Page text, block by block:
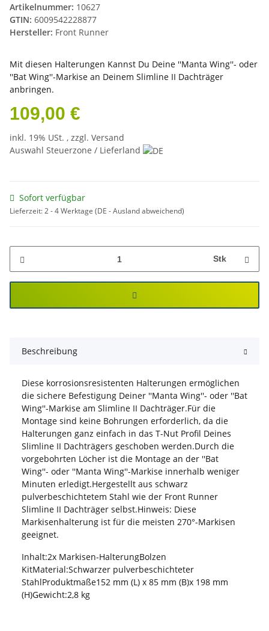
Artikelnummer: 10627
GTIN: 6009542228877
Hersteller: Front Runner
Mit diesen Halterungen Kannst Du Deine ''Manta Wing''- oder
''Bat Wing''-Markise an Deinem Slimline II Dachträger
anbringen.
109,00 €
inkl. 19% USt. , zzgl. Versand
Auswahl Steuerzone / Lieferland
Sofort verfügbar
Lieferzeit:2 - 4 Werktage (DE - Ausland abweichend)
Stk
Beschreibung
Diese korrosionsresistenten Halterungen ermöglichen
die sichere Befestigung Deiner ''Manta Wing''- oder ''Bat
Wing''-Markise am Slimline II Dachträger.Für die
Montage sind keine Bohrungen erforderlich, da die
Halterungen ganz einfach in das T-Nut Profil Deines
Slimline II Dachträgers geschoben werden.Durch die
vorgebohrten Löcher ist die Montage an der ''Bat
Wing''- oder ''Manta Wing''-Markise innerhalb weniger
Minuten erledigt.Hergestellt aus schwarz
pulverbeschichtetem Stahl wie der Front Runner
Slimline II Dachträger selbst.Hinweis: Diese
Markisenhalterung ist für die meisten 270°-Markisen
geeignet.
Inhalt:2x Markisen-HalterungBolzen
KitMaterial:Schwarzer pulverbeschichteter
StahlProduktmaße152 mm (L) x 85 mm (B)x 198 mm
(H)Gewicht:2,8 kg